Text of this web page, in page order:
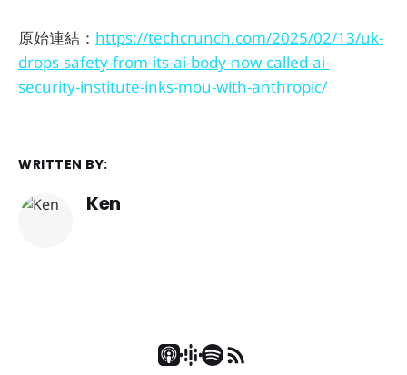
原始連結： https://techcrunch.com/2025/02/13/uk-
drops-safety-from-its-ai-body-now-called-ai-
security-institute-inks-mou-with-anthropic/
WRITTEN BY:
Ken